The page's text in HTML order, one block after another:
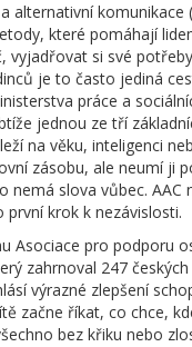
alternativní komunikace
které pomáhají
vyjadřovat si své
je to často jediná
práce a
jednou ze tří
na věku, inteligenci
zásobu, ale neumí ji
nemá slova vůbec. AAC
první krok k nezávislosti.
Asociace pro podporu
zahrnoval 247
výrazné zlepšení
začne říkat, co chce,
bez křiku nebo